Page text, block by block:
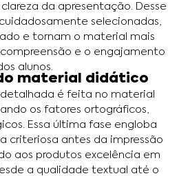
da apresentação. Desse
selecionadas,
e tornam o material mais
e o engajamento
alunos.
material didático
detalhada é feita no material
os fatores ortográficos,
Essa última fase engloba
criteriosa antes da impressão
aos produtos excelência em
a qualidade textual até o